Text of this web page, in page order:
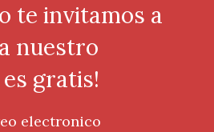
te invitamos a
nuestro
gratis!
electronico